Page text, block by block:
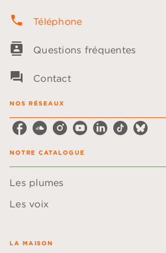
phone Téléphone
contacts Questions fréquentes
question_answer Contact
NOS RÉSEAUX
NOTRE CATALOGUE
Les plumes
Les voix
LA MAISON